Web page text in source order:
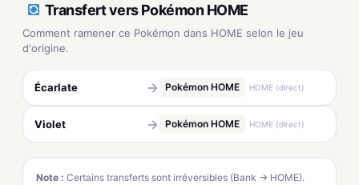
Transfert vers Pokémon HOME
Comment ramener ce Pokémon dans HOME selon le jeu
d'origine.
Écarlate → Pokémon HOME HOME (direct)
Violet → Pokémon HOME HOME (direct)
Note : Certains transferts sont irréversibles (Bank → HOME).